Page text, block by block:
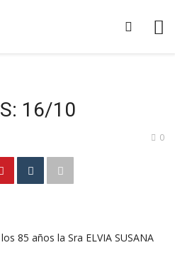
16/10
0
85 años la Sra ELVIA SUSANA